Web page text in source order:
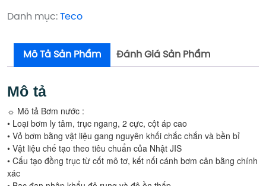
gang
1HP
gang
1HP
Danh mục: Teco
Mô Tả Sản Phẩm Đánh Giá Sản Phẩm
Mô tả
☼ Mô tả Bơm nước :
• Loại bơm ly tâm, trục ngang, 2 cực, cột áp cao
• Vỏ bơm bằng vật liệu gang nguyên khối chắc chắn và bền bỉ
• Vật liệu chế tạo theo tiêu chuẩn của Nhật JIS
• Cấu tạo đồng trục từ cốt mô tơ, kết nối cánh bơm cân bằng chính
xác